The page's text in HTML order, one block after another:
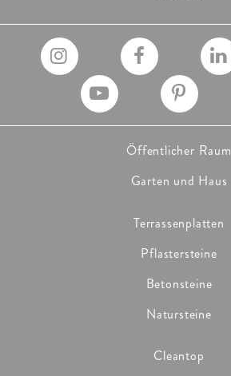
Übergangsstein rechts/links auf
Hochbord
15 x 22 x 100 cm
Öffentlicher Raum
Garten und Haus
Terrassenplatten
Pflastersteine
Betonsteine
Natursteine
Cleantop